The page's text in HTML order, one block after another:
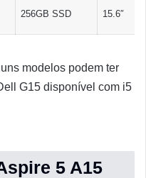
256GB SSD 15.6″
modelos podem ter
G15 disponível com i5
5 A15